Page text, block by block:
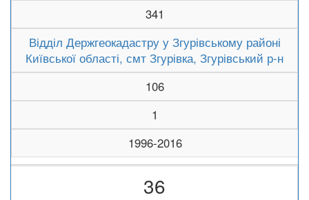
341
Відділ Держгеокадастру у Згурівському районі
Київської області, смт Згурівка, Згурівський р-н
106
1
1996-2016
36